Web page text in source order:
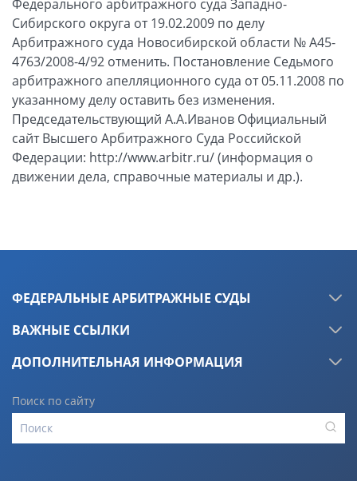
ФЕДЕРАЛЬНЫЕ АРБИТРАЖНЫЕ СУДЫ
ВАЖНЫЕ ССЫЛКИ
ДОПОЛНИТЕЛЬНАЯ ИНФОРМАЦИЯ
Поиск по сайту